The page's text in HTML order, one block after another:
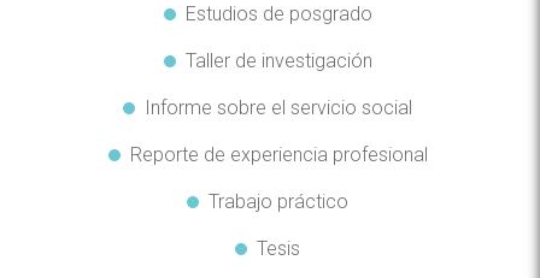
Estudios de posgrado
Taller de investigación
Informe sobre el servicio social
Reporte de experiencia profesional
Trabajo práctico
Tesis